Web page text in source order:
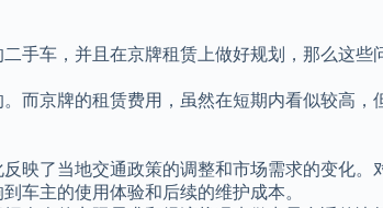
手车，并且在京牌租赁上做好规划，那么这些
而京牌的租赁费用，虽然在短期内看似较高，
映了当地交通政策的调整和市场需求的变化。
车主的使用体验和后续的维护成本。